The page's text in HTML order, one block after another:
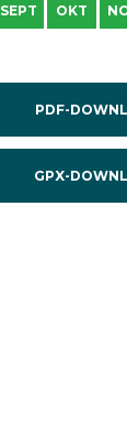
SEPT OKT
PDF-
GPX-